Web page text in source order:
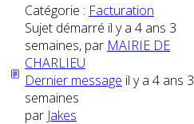
Catégorie : Facturation
Sujet démarré il y a 4 ans 3
semaines, par MAIRIE DE
CHARLIEU
Dernier message il y a 4 ans 3
semaines
par Jakes